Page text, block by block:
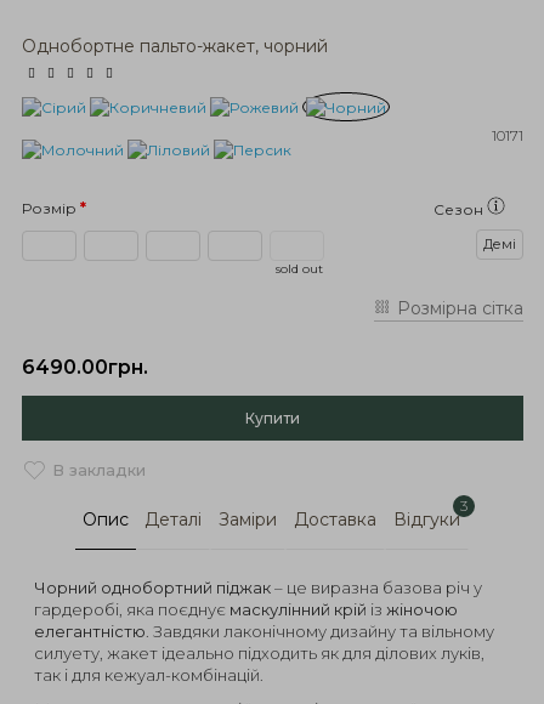
Однобортнe пальто-жакет, чорний
10171
Розмір
sold out
Сезон
Демі
Розмірна сітка
6490.00грн.
Купити
В закладки
Опис Деталі Заміри Доставка Відгуки
3
Чорний однобортний піджак– це виразна базова річ у
гардеробі, яка поєднує маскулінний крій із жіночою
елегантністю . Завдяки лаконічному дизайну та вільному
силуету, жакет ідеально підходить як для ділових луків,
так і для кежуал-комбінацій.